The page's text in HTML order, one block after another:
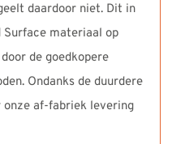
daardoor niet. Dit in
materiaal op
de goedkopere
Ondanks de duurdere
af-fabriek levering